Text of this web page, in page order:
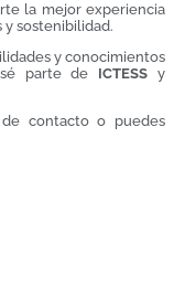
la mejor experiencia
sostenibilidad.
y conocimientos
sé parte de ICTESS y
contacto o puedes